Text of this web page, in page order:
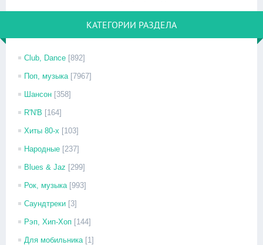
КАТЕГОРИИ РАЗДЕЛА
Club, Dance [892]
Поп, музыка [7967]
Шансон [358]
R'N'B [164]
Хиты 80-х [103]
Народные [237]
Blues & Jaz [299]
Рок, музыка [993]
Саундтреки [3]
Рэп, Хип-Хоп [144]
Для мобильника [1]